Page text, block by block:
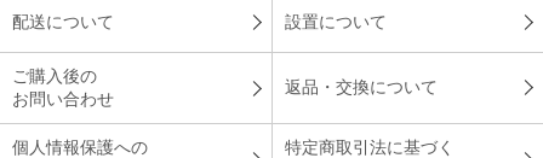
配送について 設置について
ご購入後の
お問い合わせ
返品・交換について
個人情報保護への
特定商取引法に基づく